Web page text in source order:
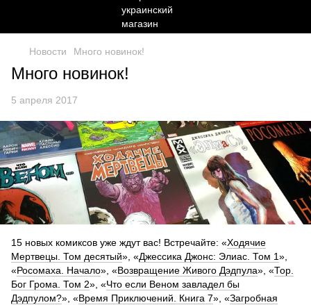
Новости Много новинок!
Много новинок!
5 апреля 2017
15 новых комиксов уже ждут вас! Встречайте: «Ходячие
Мертвецы. Том десятый», «Джессика Джонс: Элиас. Том 1»,
«Росомаха. Начало», «Возвращение Живого Дэдпула», «Тор.
Бог Грома. Том 2», «Что если Веном завладел бы
Дэдпулом?», «Время Приключений. Книга 7», «Загробная